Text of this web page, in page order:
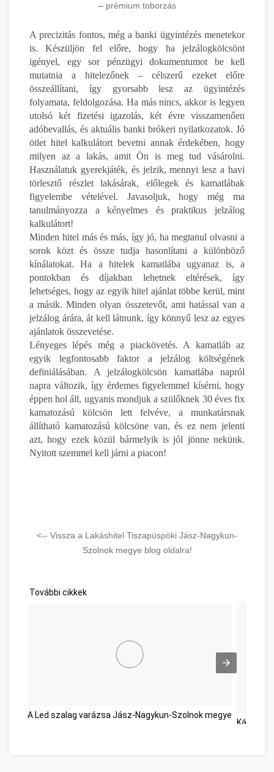
– prémium toborzás
A precizitás fontos, még a banki ügyintézés menetekor
is. Készüljön fel előre, hogy ha jelzálogkölcsönt
igényel, egy sor pénzügyi dokumentumot be kell
mutatnia a hitelezőnek – célszerű ezeket előre
összeállítani, így gyorsabb lesz az ügyintézés
folyamata, feldolgozása. Ha más nincs, akkor is legyen
utolsó két fizetési igazolás, két évre visszamenően
adóbevallás, és aktuális banki brókeri nyilatkozatok. Jó
ötlet hitel kalkulátort bevetni annak érdekében, hogy
milyen az a lakás, amit Ön is meg tud vásárolni.
Használatuk gyerekjáték, és jelzik, mennyi lesz a havi
törlesztő részlet lakásárak, előlegek és kamatlábak
figyelembe vételével. Javasoljuk, hogy még ma
tanulmányozza a kényelmes és praktikus jelzálog
kalkulátort!
Minden hitel más és más, így jó, ha megtanul olvasni a
sorok közt és össze tudja hasonlítani a különböző
kínálatokat. Ha a hitelek kamatlába ugyanaz is, a
pontokban és díjakban lehetnek eltérések, így
lehetséges, hogy az egyik hitel ajánlat többe kerül, mint
a másik. Minden olyan összetevőt, ami hatással van a
jelzálog árára, át kell látnunk, így könnyű lesz az egyes
ajánlatok összevetése.
Lényeges lépés még a piackövetés. A kamatláb az
egyik legfontosabb faktor a jelzálog költségének
definiálásában. A jelzálogkölcsön kamatlába napról
napra változik, így érdemes figyelemmel kísérni, hogy
éppen hol áll, ugyanis mondjuk a szülőknek 30 éves fix
kamatozású kölcsön lett felvéve, a munkatársnak
állítható kamatozású kölcsöne van, és ez nem jelenti
azt, hogy ezek közül bármelyik is jól jönne nekünk.
Nyitott szemmel kell járni a piacon!
<-- Vissza a Lakáshitel Tiszapüspöki Jász-Nagykun-
Szolnok megye blog oldalra!
További cikkek
A Led szalag varázsa Jász-Nagykun-Szolnok megye